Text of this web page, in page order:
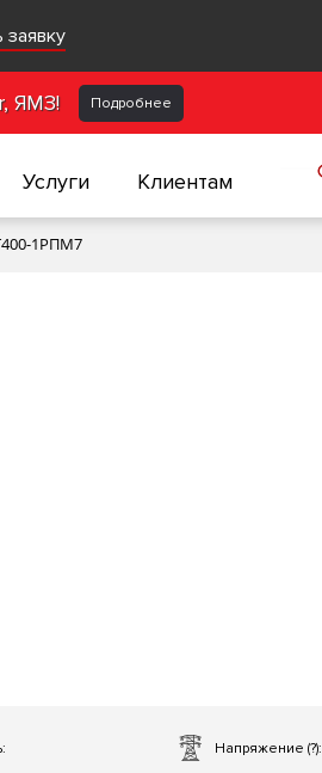
заявку
ЯМЗ! Подробнее
Услуги Клиентам
1РПМ7
Напряжение(?):